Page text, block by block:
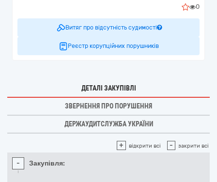
0
Витяг про відсутність судимості
Реєстр корупційних порушників
ДЕТАЛІ ЗАКУПІВЛІ
ЗВЕРНЕННЯ ПРО ПОРУШЕННЯ
ДЕРЖАУДИТСЛУЖБА УКРАЇНИ
+ відкрити всі - закрити всі
- Закупівля: